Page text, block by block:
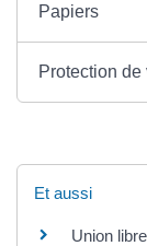
Papiers
Protection
Et aussi
Union libre